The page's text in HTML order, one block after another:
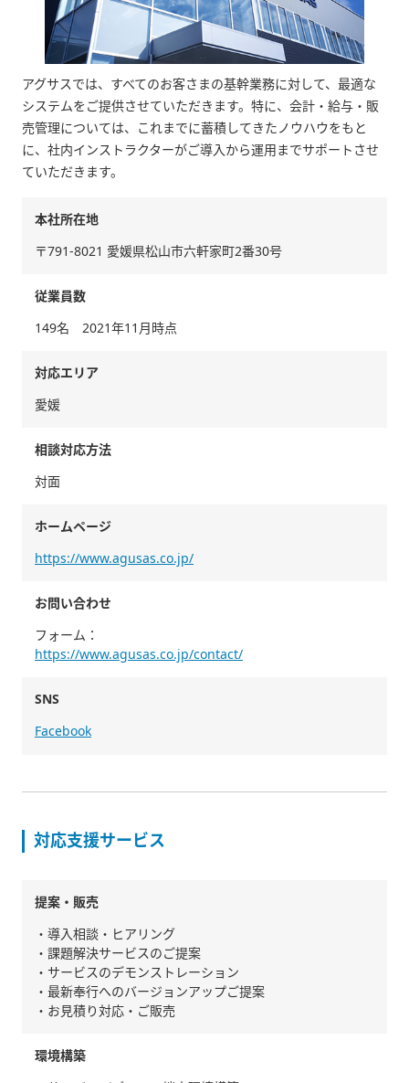
アグサスでは、すべてのお客さまの基幹業務に対して、最適な
システムをご提供させていただきます。特に、会計・給与・販
売管理については、これまでに蓄積してきたノウハウをもと
に、社内インストラクターがご導入から運用までサポートさせ
ていただきます。
本社所在地
〒791-8021 愛媛県松山市六軒家町2番30号
従業員数
149名 2021年11月時点
対応エリア
愛媛
相談対応方法
対面
ホームページ
https://www.agusas.co.jp/
お問い合わせ
フォーム：
https://www.agusas.co.jp/contact/
SNS
Facebook
対応支援サービス
提案・販売
・導入相談・ヒアリング
・課題解決サービスのご提案
・サービスのデモンストレーション
・最新奉行へのバージョンアップご提案
・お見積り対応・ご販売
環境構築